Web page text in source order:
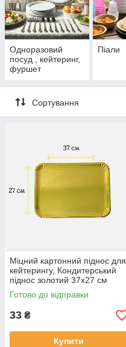
Одноразовий
посуд , кейтеринг,
фуршет
Піали
Сортування
Міцний картонний піднос для
кейтерингу, Кондитерський
піднос золотий 37x27 см
Готово до відправки
33 ₴
Купити